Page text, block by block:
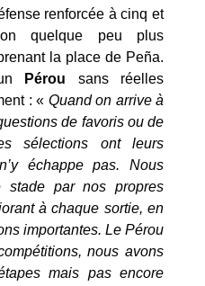
renforcée à cinq et
quelque peu plus
la place de Peña.
Pérou sans réelles
: « Quand on arrive à
de favoris ou de
sélections ont leurs
échappe pas. Nous
stade par nos propres
à chaque sortie, en
importantes. Le Pérou
nous avons
mais pas encore